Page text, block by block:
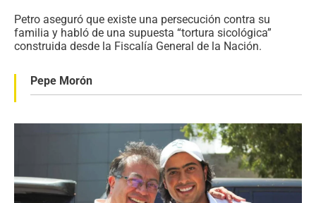
Petro aseguró que existe una persecución contra su
familia y habló de una supuesta “tortura sicológica”
construida desde la Fiscalía General de la Nación.
Pepe Morón